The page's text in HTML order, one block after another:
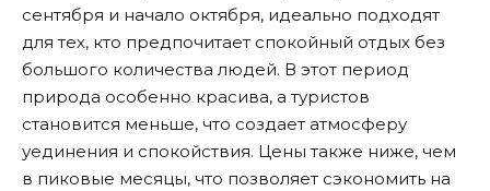
сентября и начало октября, идеально подходят
для тех, кто предпочитает спокойный отдых без
большого количества людей. В этот период
природа особенно красива, а туристов
становится меньше, что создает атмосферу
уединения и спокойствия. Цены также ниже, чем
в пиковые месяцы, что позволяет сэкономить на